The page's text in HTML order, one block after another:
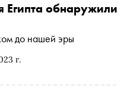
г.
Египта обнаружили
до нашей эры